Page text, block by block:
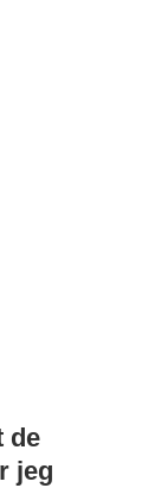
de
jeg